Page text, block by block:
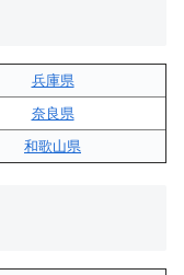
兵庫県
奈良県
和歌山県